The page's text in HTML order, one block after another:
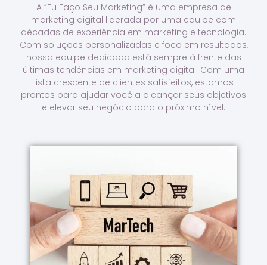
A “Eu Faço Seu Marketing” é uma empresa de
marketing digital liderada por uma equipe com
décadas de experiência em marketing e tecnologia.
Com soluções personalizadas e foco em resultados,
nossa equipe dedicada está sempre à frente das
últimas tendências em marketing digital. Com uma
lista crescente de clientes satisfeitos, estamos
prontos para ajudar você a alcançar seus objetivos
e elevar seu negócio para o próximo nível.
Somos uma das poucas agências digitais no
Brasil que possuem conhecimento e
experiência avançada de Marketing e
Tecnologia trabalhando em conjunto
Saiba Mais Sobre A Gente